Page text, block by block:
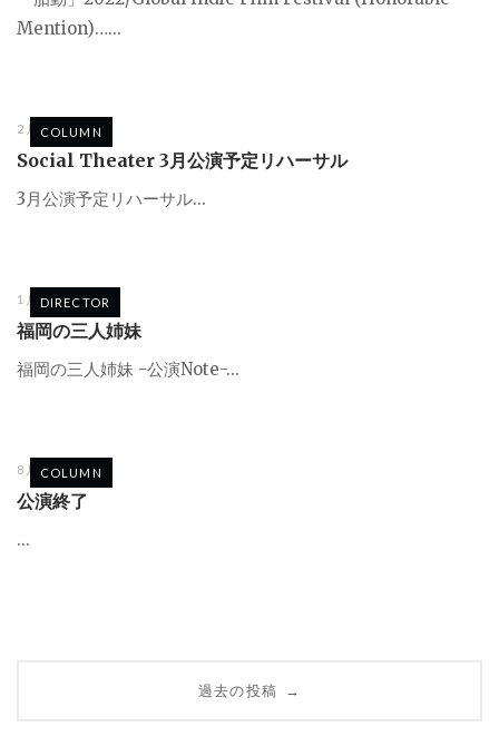
Mention)…...
COLUMN
2月 5, 2022
Social Theater 3月公演予定リハーサル
3月公演予定リハーサル...
DIRECTOR
1月 21, 2022
福岡の三人姉妹
福岡の三人姉妹 -公演Note-...
COLUMN
8月 2, 2021
公演終了
...
過去の投稿 →